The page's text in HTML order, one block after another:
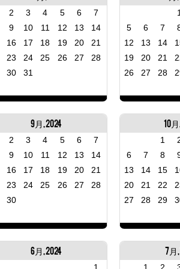
1
5
6 7
12
13 14
19
20 21
26
27 28
2 3 4 5 6
7
9 10 11 12 13
14
16 17 18 19 20
21
23 24 25 26 27
28
30 31
10
1
6
7 8
13
14 15
20
21 22
27
28 29
9月, 2024
2 3 4 5 6
7
9 10 11 12 13
14
16 17 18 19 20
21
23 24 25 26 27
28
30
7月,
6月, 2024